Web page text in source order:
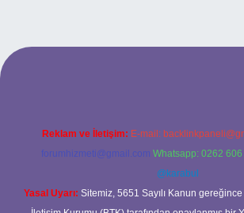
Reklam ve İletişim: E-mail:
forumhizmeti@gmail.com Whatsapp: 0262 606
@karabul
Yasal Uyarı: Sitemiz, 5651 Sayılı Kanun